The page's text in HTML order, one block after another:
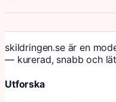
skildringen.se är en
— kurerad, snabb och
Utforska